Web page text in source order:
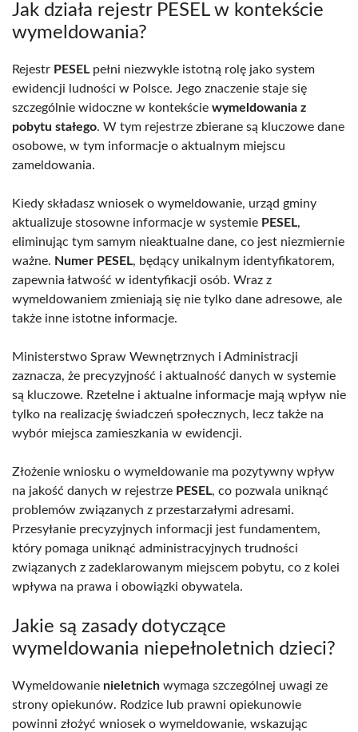
Jak działa rejestr PESEL w kontekście
wymeldowania?
Rejestr PESEL pełni niezwykle istotną rolę jako system
ewidencji ludności w Polsce. Jego znaczenie staje się
szczególnie widoczne w kontekście wymeldowania z
pobytu stałego. W tym rejestrze zbierane są kluczowe dane
osobowe, w tym informacje o aktualnym miejscu
zameldowania.
Kiedy składasz wniosek o wymeldowanie, urząd gminy
aktualizuje stosowne informacje w systemie PESEL,
eliminując tym samym nieaktualne dane, co jest niezmiernie
ważne. Numer PESEL, będący unikalnym identyfikatorem,
zapewnia łatwość w identyfikacji osób. Wraz z
wymeldowaniem zmieniają się nie tylko dane adresowe, ale
także inne istotne informacje.
Ministerstwo Spraw Wewnętrznych i Administracji
zaznacza, że precyzyjność i aktualność danych w systemie
są kluczowe. Rzetelne i aktualne informacje mają wpływ nie
tylko na realizację świadczeń społecznych, lecz także na
wybór miejsca zamieszkania w ewidencji.
Złożenie wniosku o wymeldowanie ma pozytywny wpływ
na jakość danych w rejestrze PESEL, co pozwala uniknąć
problemów związanych z przestarzałymi adresami.
Przesyłanie precyzyjnych informacji jest fundamentem,
który pomaga uniknąć administracyjnych trudności
związanych z zadeklarowanym miejscem pobytu, co z kolei
wpływa na prawa i obowiązki obywatela.
Jakie są zasady dotyczące
wymeldowania niepełnoletnich dzieci?
Wymeldowanie nieletnich wymaga szczególnej uwagi ze
strony opiekunów. Rodzice lub prawni opiekunowie
powinni złożyć wniosek o wymeldowanie, wskazując